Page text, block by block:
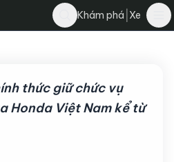
Khám phá Xe
đọc· 6.5K
Bình luận
thức giữ chức vụ
Honda Việt Nam kể từ